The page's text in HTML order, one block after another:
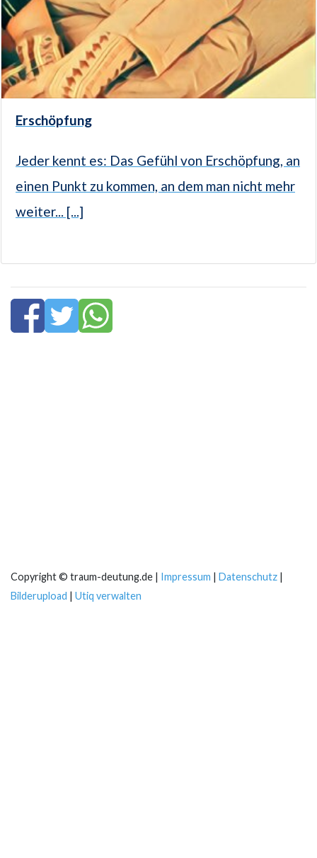
Erschöpfung
Jeder kennt es: Das Gefühl von Erschöpfung, an
einen Punkt zu kommen, an dem man nicht mehr
weiter... [...]
Copyright © traum-deutung.de | Impressum | Datenschutz |
Bilderupload | Utiq verwalten